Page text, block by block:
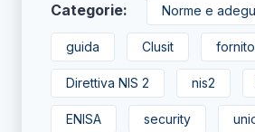
Categorie: Norme e
guida Clusit
Direttiva NIS 2 nis2
ENISA security